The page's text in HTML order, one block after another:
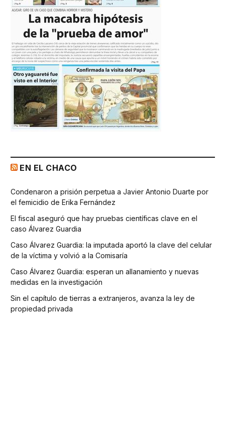
EN EL CHACO
Condenaron a prisión perpetua a Javier Antonio Duarte por
el femicidio de Erika Fernández
El fiscal aseguró que hay pruebas científicas clave en el
caso Álvarez Guardia
Caso Álvarez Guardia: la imputada aportó la clave del celular
de la víctima y volvió a la Comisaría
Caso Álvarez Guardia: esperan un allanamiento y nuevas
medidas en la investigación
Sin el capítulo de tierras a extranjeros, avanza la ley de
propiedad privada